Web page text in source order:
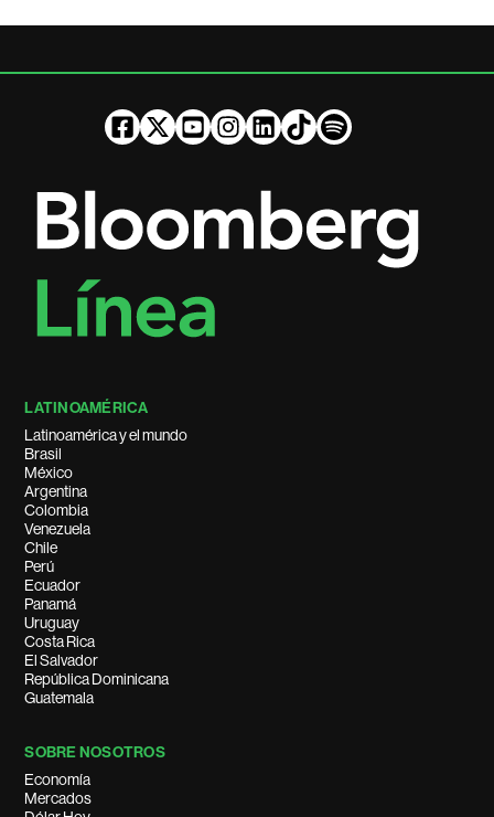
LATINOAMÉRICA
Latinoamérica y el mundo
Brasil
México
Argentina
Colombia
Venezuela
Chile
Perú
Ecuador
Panamá
Uruguay
Costa Rica
El Salvador
República Dominicana
Guatemala
SOBRE NOSOTROS
Economía
Mercados